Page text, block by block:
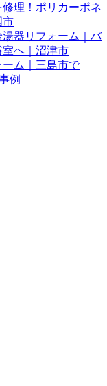
理！ポリカーボネ
市
器リフォーム｜バ
へ｜沼津市
ム｜三島市で
例